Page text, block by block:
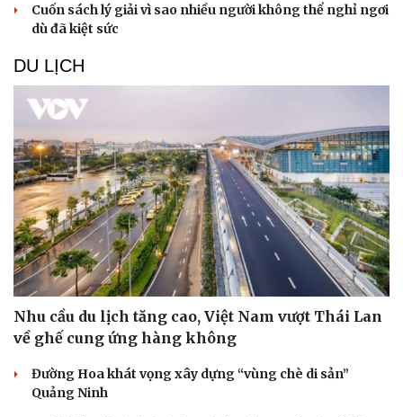
Cuốn sách lý giải vì sao nhiều người không thể nghỉ ngơi
dù đã kiệt sức
DU LỊCH
Nhu cầu du lịch tăng cao, Việt Nam vượt Thái Lan
về ghế cung ứng hàng không
Đường Hoa khát vọng xây dựng “vùng chè di sản”
Quảng Ninh